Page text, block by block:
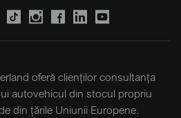
oferă clienților consultanța
autovehicul din stocul propriu
din țările Uniunii Europene.